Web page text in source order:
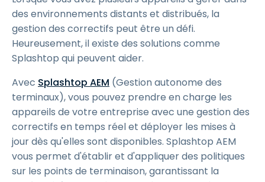
des environnements distants et distribués, la
gestion des correctifs peut être un défi.
Heureusement, il existe des solutions comme
Splashtop qui peuvent aider.
Avec Splashtop AEM (Gestion autonome des
terminaux), vous pouvez prendre en charge les
appareils de votre entreprise avec une gestion des
correctifs en temps réel et déployer les mises à
jour dès qu'elles sont disponibles. Splashtop AEM
vous permet d'établir et d'appliquer des politiques
sur les points de terminaison, garantissant la